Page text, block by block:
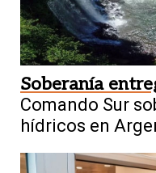
Soberanía
Comando Sur
hídricos en